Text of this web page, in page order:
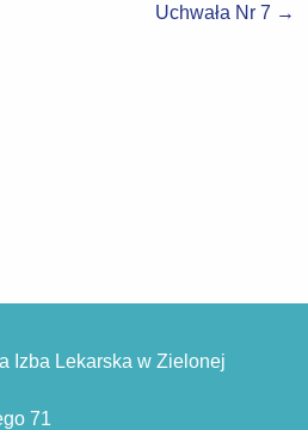
Uchwała Nr 7 →
Izba Lekarska w Zielonej
71